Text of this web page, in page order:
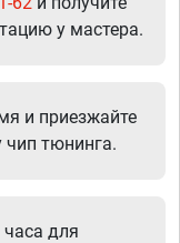
у мастера.
и приезжайте
чип тюнинга.
для